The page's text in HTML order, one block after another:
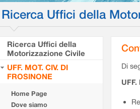
Ricerca Uffici della
Ricerca Uffici della
Motorizzazione Civile
UFF. MOT. CIV. DI
FROSINONE
Home Page
Dove siamo
Di
UFF.